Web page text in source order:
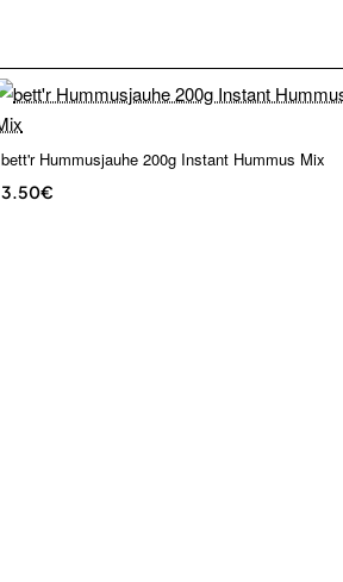
Loppu verkosta ja Porvoosta
bett'r Hummusjauhe 200g Instant Hummus Mix
3.50€